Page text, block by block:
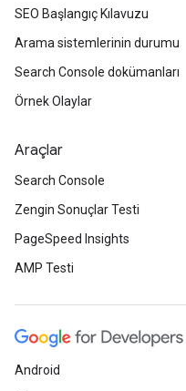
SEO Başlangıç Kılavuzu
Arama sistemlerinin durumu
Search Console dokümanları
Örnek Olaylar
Araçlar
Search Console
Zengin Sonuçlar Testi
PageSpeed Insights
AMP Testi
Android